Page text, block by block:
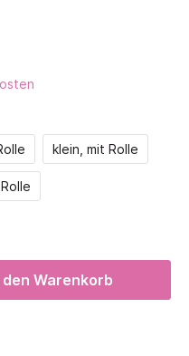
klein, mit Rolle
den Warenkorb